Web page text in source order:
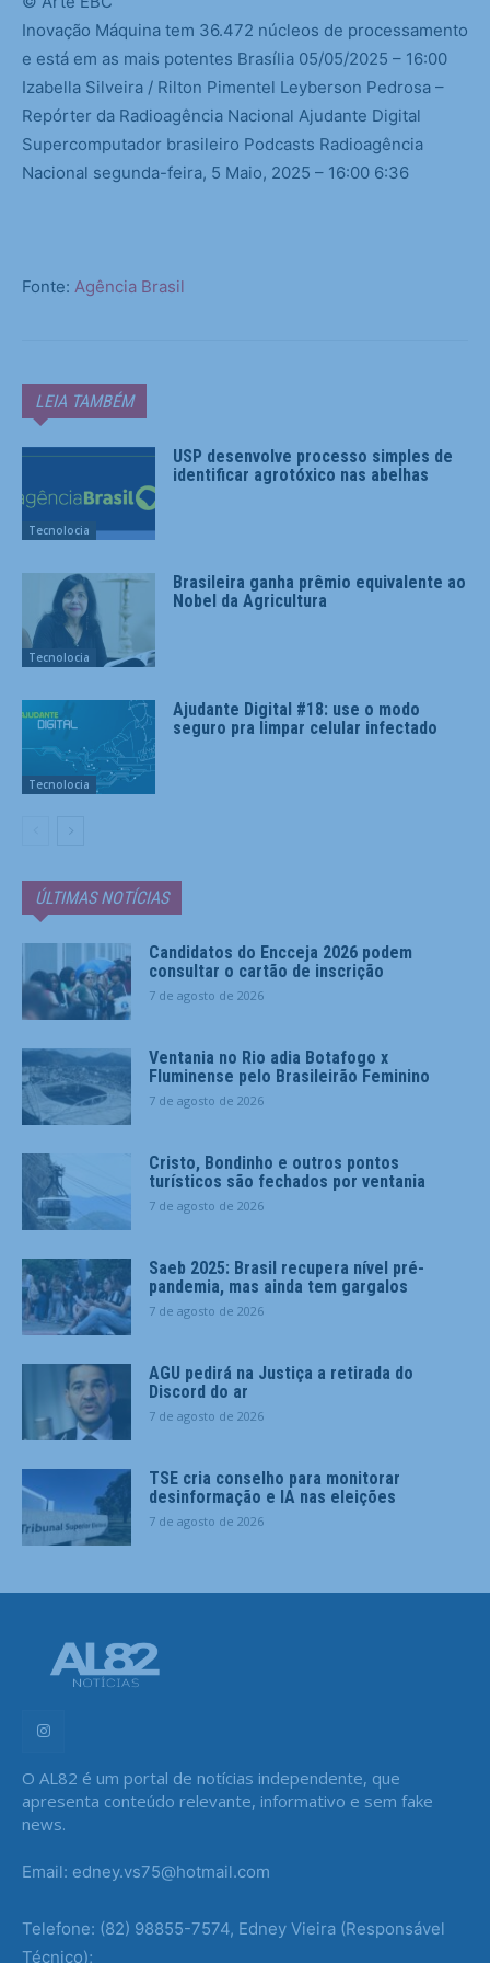
Inovação Máquina tem 36.472 núcleos de processamento
e está em as mais potentes Brasília 05/05/2025 – 16:00
Izabella Silveira / Rilton Pimentel Leyberson Pedrosa –
Repórter da Radioagência Nacional Ajudante Digital
Supercomputador brasileiro Podcasts Radioagência
Nacional segunda-feira, 5 Maio, 2025 – 16:00 6:36
Fonte: Agência Brasil
LEIA TAMBÉM
Tecnolocia
USP desenvolve processo simples de
identificar agrotóxico nas abelhas
Tecnolocia
Brasileira ganha prêmio equivalente ao
Nobel da Agricultura
Tecnolocia
Ajudante Digital #18: use o modo
seguro pra limpar celular infectado
ÚLTIMAS NOTÍCIAS
Candidatos do Encceja 2026 podem
consultar o cartão de inscrição
7 de agosto de 2026
Ventania no Rio adia Botafogo x
Fluminense pelo Brasileirão Feminino
7 de agosto de 2026
Cristo, Bondinho e outros pontos
turísticos são fechados por ventania
7 de agosto de 2026
Saeb 2025: Brasil recupera nível pré-
pandemia, mas ainda tem gargalos
7 de agosto de 2026
AGU pedirá na Justiça a retirada do
Discord do ar
7 de agosto de 2026
TSE cria conselho para monitorar
desinformação e IA nas eleições
7 de agosto de 2026
O AL82 é um portal de notícias independente, que
apresenta conteúdo relevante, informativo e sem fake
news.
Email: edney.vs75@hotmail.com
Telefone: (82) 98855-7574, Edney Vieira (Responsável
Técnico);